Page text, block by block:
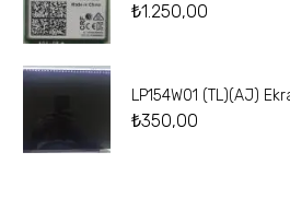
₺1.250,00
LP154W01 (TL)(AJ)
₺350,00